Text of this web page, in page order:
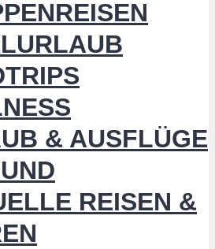
& AUSFLÜGE
REISEN &